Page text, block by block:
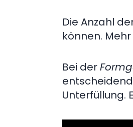
Die Anzahl
können.
Bei der
Unterfüllung.